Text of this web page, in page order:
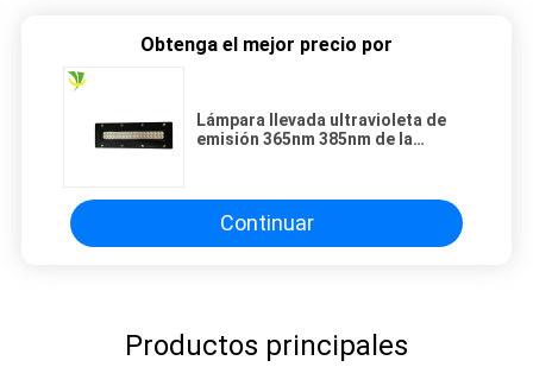
Obtenga el mejor precio por
Lámpara llevada ultravioleta de
emisión 365nm 385nm de la
Continuar
Productos principales